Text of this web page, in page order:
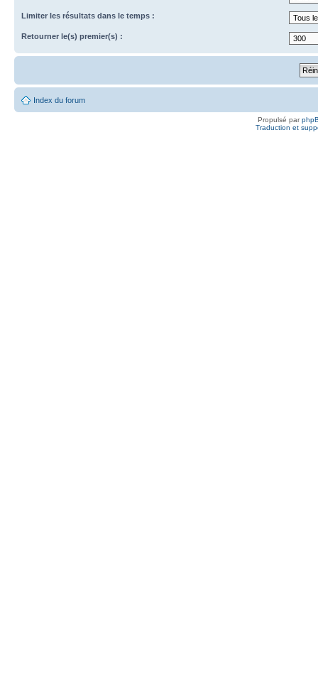
Limiter les résultats dans le temps :
Retourner le(s) premier(s) :
Index du forum
Propulsé par
Traduction et